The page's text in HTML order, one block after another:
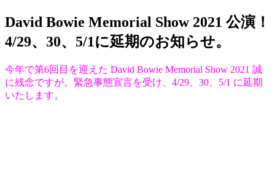
David Bowie Memorial Show 2021 公演！
4/29、30、5/1に延期のお知らせ。
今年で第6回目を迎えた David Bowie Memorial Show 2021 誠
に残念ですが。 緊急事態宣言を受け、4/29、30、5/1 に延期
いたします。